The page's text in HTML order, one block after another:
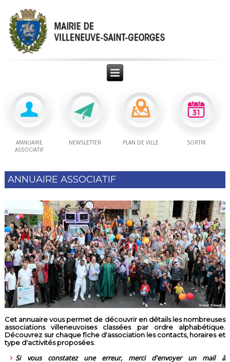
ANNUAIRE
ASSOCIATIF
NEWSLETTER PLAN DE VILLE SORTIR
ANNUAIRE ASSOCIATIF
Cet annuaire vous permet de découvrir en détails les nombreuses
associations villeneuvoises classées par ordre alphabétique.
Découvrez sur chaque fiche d'association les contacts, horaires et
type d'activités proposées.
Si vous constatez une erreur, merci d'envoyer un mail à